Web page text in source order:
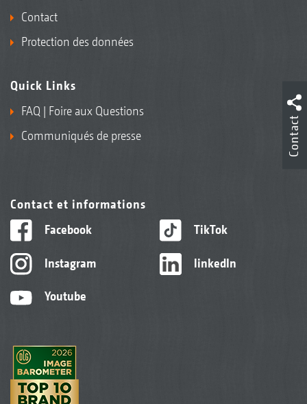
Contact
Protection des données
Quick Links
FAQ | Foire aux Questions
Communiqués de presse
Contact et informations
Facebook
Instagram
Youtube
TikTok
linkedIn
Contact